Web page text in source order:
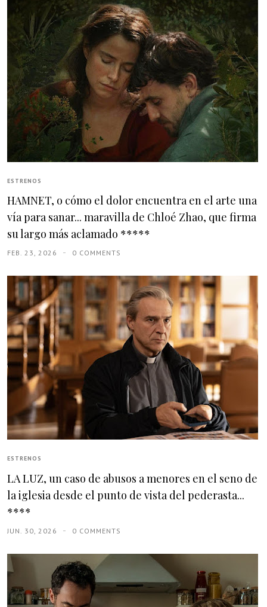
ESTRENOS
HAMNET, o cómo el dolor encuentra en el arte una
vía para sanar... maravilla de Chloé Zhao, que firma
su largo más aclamado *****
FEB. 23, 2026 0 COMMENTS
ESTRENOS
LA LUZ, un caso de abusos a menores en el seno de
la iglesia desde el punto de vista del pederasta...
****
JUN. 30, 2026 0 COMMENTS